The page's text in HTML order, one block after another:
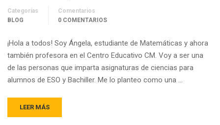
Categorías
BLOG
Comentarios
0 COMENTARIOS
¡Hola a todos! Soy Ángela, estudiante de Matemáticas y ahora
también profesora en el Centro Educativo CM. Voy a ser una
de las personas que imparta asignaturas de ciencias para
alumnos de ESO y Bachiller. Me lo planteo como una …
LEER MÁS